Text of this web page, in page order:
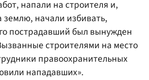
напали на строителя и,
землю, начали избивать,
пострадавший был вынужден
строителями на место
правоохранительных
нападавших».